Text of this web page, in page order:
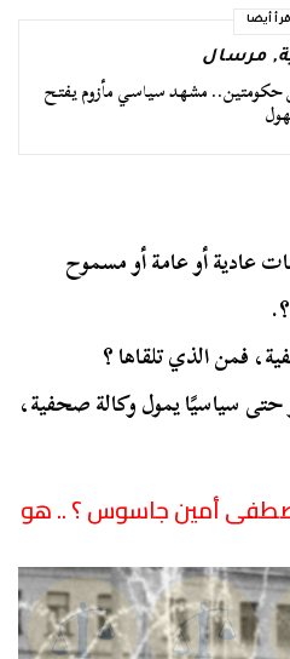
أيضا
,مرسال
حكومتين.. مشهد سياسي مأزوم يفتح
عادية أو عامة أو مسموح
فمن الذي تلقاها ؟
حتى سياسيًا يمول وكالة صحفية،
مصطفى أمين جاسوس ؟ .. هو